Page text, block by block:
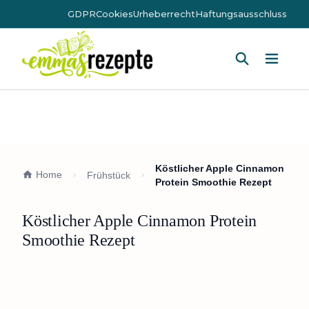
GDPRCookiesUrheberrechtHaftungsausschluss
Home Frühstück
Köstlicher Apple Cinnamon
Protein Smoothie Rezept
Köstlicher Apple Cinnamon Protein
Smoothie Rezept